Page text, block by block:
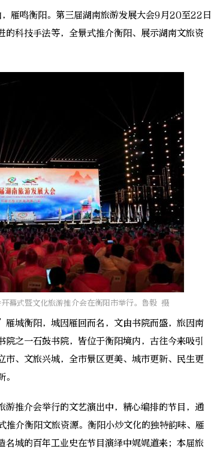
雁鸣衡阳。第三届湖南旅游发展大会9月20至22日
科技手法等，全景式推介衡阳、展示湖南文旅资
幕式暨文化旅游推介会在衡阳市举行。鲁毅 摄
衡阳，城因雁回而名，文由书院而盛，旅因南
之一石鼓书院，皆位于衡阳境内，古往今来吸引
市、文旅兴城，全市景区更美、城市更新、民生更
推介会举行的文艺演出中，精心编排的节目，通
推介衡阳文旅资源。衡阳小炒文化的独特韵味、雁
城的百年工业史在节目演绎中娓娓道来；本届旅